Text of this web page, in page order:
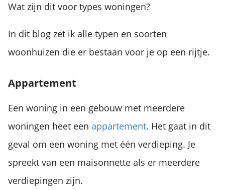
Wat zijn dit voor types woningen?
In dit blog zet ik alle typen en soorten
woonhuizen die er bestaan voor je op een rijtje.
Appartement
Een woning in een gebouw met meerdere
woningen heet een appartement. Het gaat in dit
geval om een woning met één verdieping. Je
spreekt van een maisonnette als er meerdere
verdiepingen zijn.